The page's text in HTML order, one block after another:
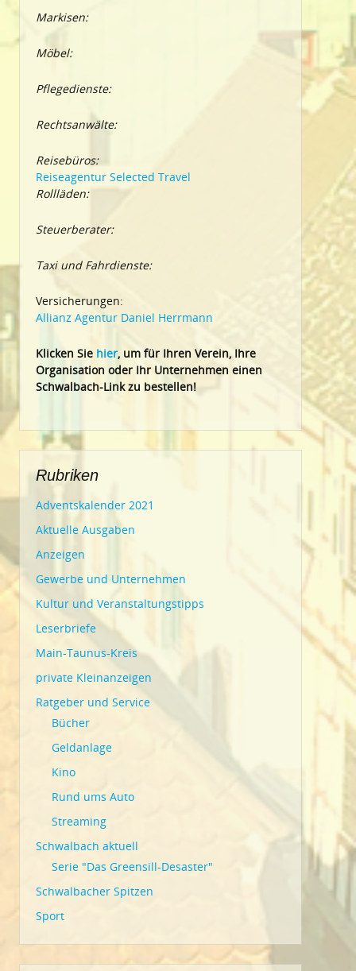
Markisen:
Möbel:
Pflegedienste:
Rechtsanwälte:
Reisebüros:
Reiseagentur Selected Travel
Rollläden:
Steuerberater:
Taxi und Fahrdienste:
Versicherungen:
Allianz Agentur Daniel Herrmann
Klicken Sie hier, um für Ihren Verein, Ihre
Organisation oder Ihr Unternehmen einen
Schwalbach-Link zu bestellen!
Rubriken
Adventskalender 2021
Aktuelle Ausgaben
Anzeigen
Gewerbe und Unternehmen
Kultur und Veranstaltungstipps
Leserbriefe
Main-Taunus-Kreis
private Kleinanzeigen
Ratgeber und Service
Bücher
Geldanlage
Kino
Rund ums Auto
Streaming
Schwalbach aktuell
Serie "Das Greensill-Desaster"
Schwalbacher Spitzen
Sport